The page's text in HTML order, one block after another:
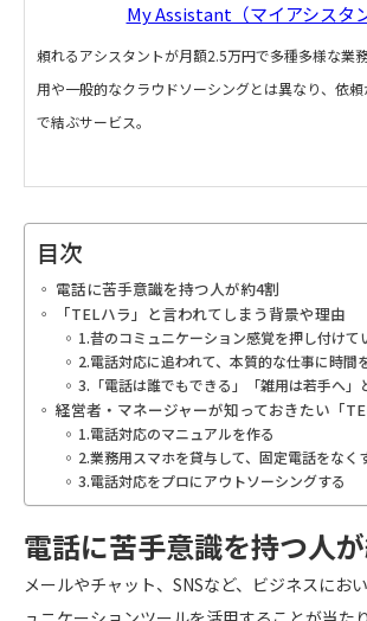
My Assistant（マイアシスタン
頼れるアシスタントが月額2.5万円で多種多様な業
用や一般的なクラウドソーシングとは異なり、依
で結ぶサービス。
目次
電話に苦手意識を持つ人が約4割
「TELハラ」と言われてしまう背景や理由
1.昔のコミュニケーション感覚を押し付けて
2.電話対応に追われて、本質的な仕事に時間
3.「電話は誰でもできる」「雑用は若手へ」
経営者・マネージャーが知っておきたい「
1.電話対応のマニュアルを作る
2.業務用スマホを貸与して、固定電話をなく
3.電話対応をプロにアウトソーシングする
電話に苦手意識を持つ人
メールやチャット、SNSなど、ビジネスにお